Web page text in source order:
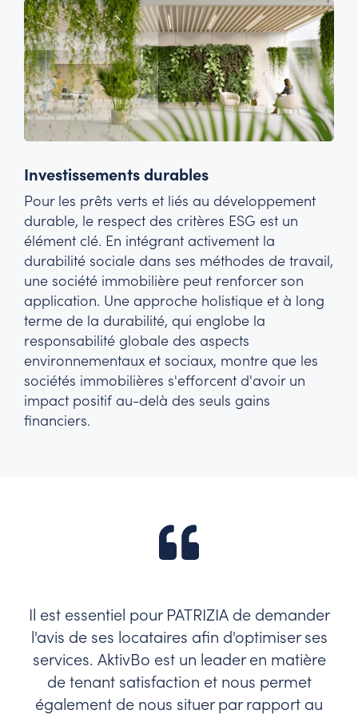
Investissements durables
Pour les prêts verts et liés au développement
durable, le respect des critères ESG est un
élément clé. En intégrant activement la
durabilité sociale dans ses méthodes de travail,
une société immobilière peut renforcer son
application. Une approche holistique et à long
terme de la durabilité, qui englobe la
responsabilité globale des aspects
environnementaux et sociaux, montre que les
sociétés immobilières s'efforcent d'avoir un
impact positif au-delà des seuls gains
financiers.
Il est essentiel pour PATRIZIA de demander
l'avis de ses locataires afin d'optimiser ses
services. AktivBo est un leader en matière
de tenant satisfaction et nous permet
également de nous situer par rapport au